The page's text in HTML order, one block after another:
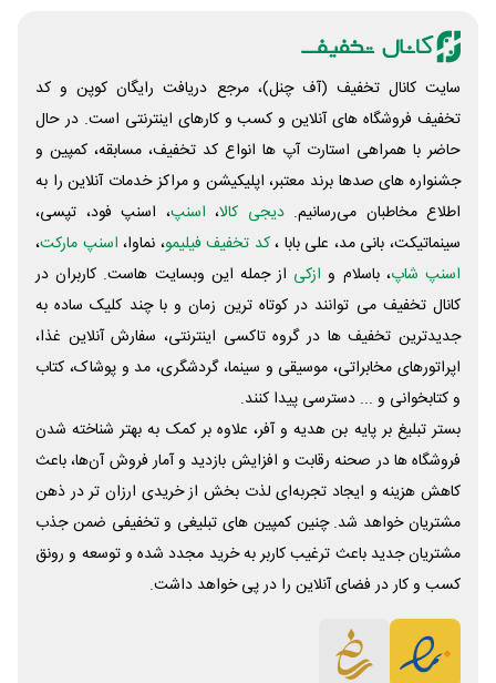
سایت کانال تخفیف (آف چنل)، مرجع دریافت رایگان کوپن و کد
تخفیف فروشگاه های آنلاین و کسب و‌ کارهای اینترنتی است. در حال
حاضر با همراهی استارت آپ ها انواع کد تخفیف، مسابقه، کمپین و
جشنواره های صدها برند معتبر، اپلیکیشن و مراکز خدمات آنلاین را به
اطلاع مخاطبان می‌رسانیم. دیجی کالا، اسنپ، اسنپ فود، تپسی،
سینماتیکت، بانی مد، علی‌ بابا ،کد تخفیف فیلیمو، نماوا، اسنپ مارکت،
اسنپ شاپ، باسلام و ازکی از جمله این وبسایت ‌هاست. کاربران در
کانال تخفیف می توانند در کوتاه ترین زمان و با چند کلیک ساده به
جدیدترین تخفیف ها در گروه تاکسی اینترنتی، سفارش آنلاین غذا،
اپراتورهای مخابراتی، موسیقی و سینما، گردشگری، مد و پوشاک، کتاب
و کتابخوانی و ... دسترسی پیدا کنند.
بستر تبلیغ بر پایه بن هدیه و آفر، علاوه بر کمک به بهتر شناخته شدن
فروشگاه ها در صحنه رقابت و افزایش بازدید و آمار فروش آن‌ها، باعث
کاهش هزینه و ایجاد تجربه‌ای لذت بخش از خریدی ارزان تر در ذهن
مشتریان خواهد شد. چنین کمپین های تبلیغی و تخفیفی ضمن جذب
مشتریان جدید باعث ترغیب کاربر به خرید مجدد شده و توسعه و رونق
کسب و کار در فضای آنلاین را در پی خواهد داشت.